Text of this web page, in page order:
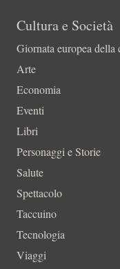
Cultura e Società
Giornata europea della
Arte
Economia
Eventi
Libri
Personaggi e Storie
Salute
Spettacolo
Taccuino
Tecnologia
Viaggi